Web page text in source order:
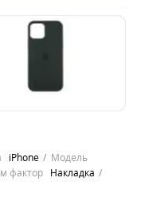
iPhone
Модель
фактор Накладка